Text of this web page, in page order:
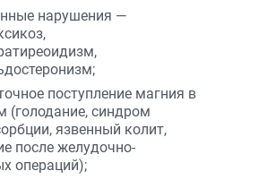
нарушения —
поступление магния в
(голодание, синдром
язвенный колит,
после желудочно-
операций);